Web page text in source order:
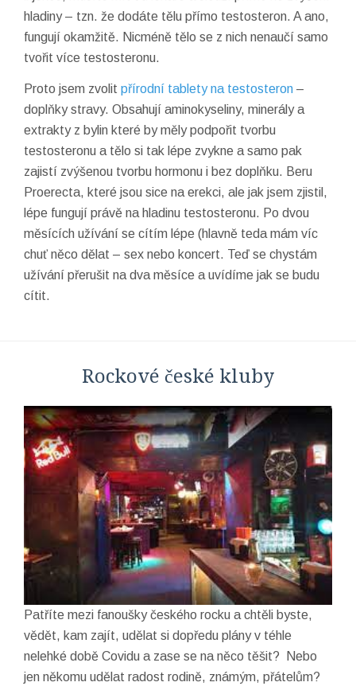
hladiny – tzn. že dodáte tělu přímo testosteron. A ano,
fungují okamžitě. Nicméně tělo se z nich nenaučí samo
tvořit více testosteronu.
Proto jsem zvolit přírodní tablety na testosteron –
doplňky stravy. Obsahují aminokyseliny, minerály a
extrakty z bylin které by měly podpořit tvorbu
testosteronu a tělo si tak lépe zvykne a samo pak
zajistí zvýšenou tvorbu hormonu i bez doplňku. Beru
Proerecta, které jsou sice na erekci, ale jak jsem zjistil,
lépe fungují právě na hladinu testosteronu. Po dvou
měsících užívání se cítím lépe (hlavně teda mám víc
chuť něco dělat – sex nebo koncert. Teď se chystám
užívání přerušit na dva měsíce a uvídíme jak se budu
cítit.
Rockové české kluby
Patříte mezi fanoušky českého rocku a chtěli byste,
vědět, kam zajít, udělat si dopředu plány v téhle
nelehké době Covidu a zase se na něco těšit? Nebo
jen někomu udělat radost rodině, známým, přátelům?